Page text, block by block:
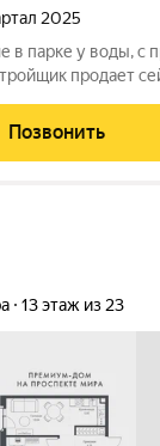
2025
в парке у воды, с
продает
Свиблово. Рядом
и
Позвонить
13 этаж из 23